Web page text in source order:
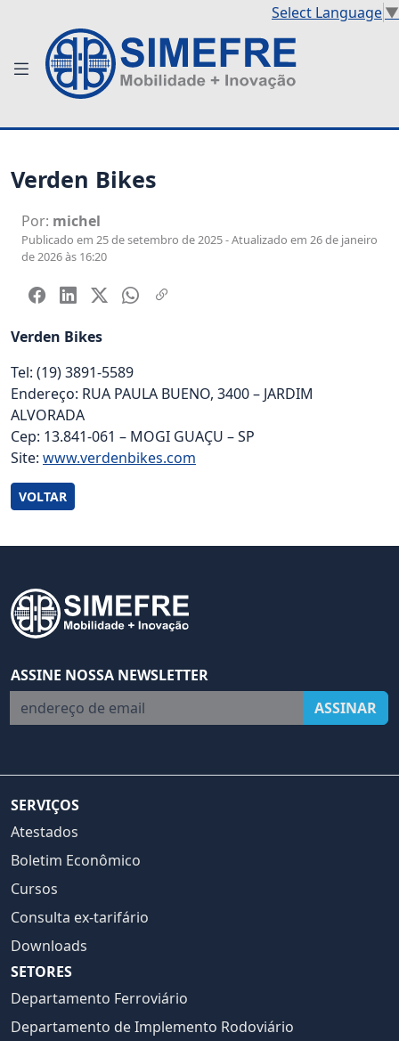
Select Language▼
Verden Bikes
Por: michel
Publicado em 25 de setembro de 2025 - Atualizado em 26 de janeiro
de 2026 às 16:20
Verden Bikes
Tel: (19) 3891-5589
Endereço: RUA PAULA BUENO, 3400 – JARDIM
ALVORADA
Cep: 13.841-061 – MOGI GUAÇU – SP
Site: www.verdenbikes.com
VOLTAR
ASSINE NOSSA NEWSLETTER
endereço de email
ASSINAR
SERVIÇOS
Atestados
Boletim Econômico
Cursos
Consulta ex-tarifário
Downloads
SETORES
Departamento Ferroviário
Departamento de Implemento Rodoviário